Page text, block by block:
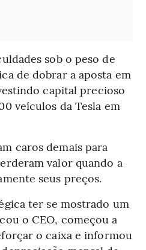
sob o peso de
de dobrar a aposta em
capital precioso
veículos da Tesla em
caros demais para
valor quando a
seus preços.
ter se mostrado um
o CEO, começou a
o caixa e informou